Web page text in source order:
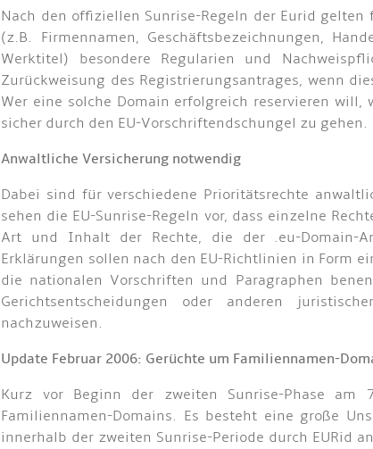
Nach den offiziellen Sunrise-Regeln der Eurid gelten
(z.B. Firmennamen, Geschäftsbezeichnungen,
Werktitel) besondere Regularien und
Zurückweisung des Registrierungsantrages, wenn
Wer eine solche Domain erfolgreich reservieren
sicher durch den EU-Vorschriftendschungel zu gehen.
Anwaltliche Versicherung notwendig
Dabei sind für verschiedene Prioritätsrechte
sehen die EU-Sunrise-Regeln vor, dass einzelne
Art und Inhalt der Rechte, die der .eu-Domain-
Erklärungen sollen nach den EU-Richtlinien in Form
die nationalen Vorschriften und Paragraphen
Gerichtsentscheidungen oder anderen
nachzuweisen.
Update Februar 2006: Gerüchte um Familiennamen-
Kurz vor Beginn der zweiten Sunrise-Phase am
Familiennamen-Domains. Es besteht eine große
innerhalb der zweiten Sunrise-Periode durch EURid